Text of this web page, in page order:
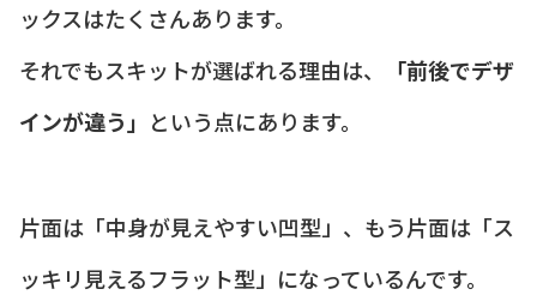
ックスはたくさんあります。
それでもスキットが選ばれる理由は、
「前後でデザ
インが違う」 という点にあります。
片面は「中身が見えやすい凹型」、もう片面は「ス
ッキリ見えるフラット型」になっているんです。